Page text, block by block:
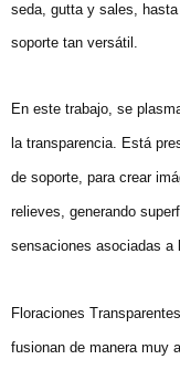
seda, gutta y sales,
soporte tan versátil.
En este trabajo, se
la transparencia. Está
de soporte, para crear
relieves, generando
sensaciones asociadas a
Floraciones
fusionan de manera muy